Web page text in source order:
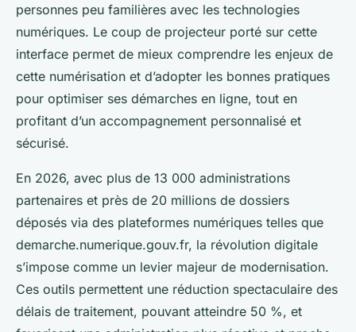
personnes peu familières avec les technologies
numériques. Le coup de projecteur porté sur cette
interface permet de mieux comprendre les enjeux de
cette numérisation et d’adopter les bonnes pratiques
pour optimiser ses démarches en ligne, tout en
profitant d’un accompagnement personnalisé et
sécurisé.
En 2026, avec plus de 13 000 administrations
partenaires et près de 20 millions de dossiers
déposés via des plateformes numériques telles que
demarche.numerique.gouv.fr, la révolution digitale
s’impose comme un levier majeur de modernisation.
Ces outils permettent une réduction spectaculaire des
délais de traitement, pouvant atteindre 50 %, et